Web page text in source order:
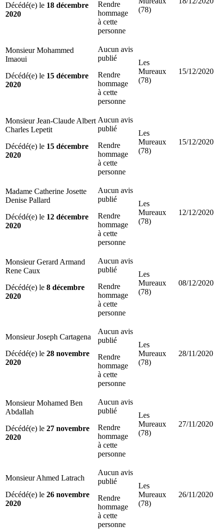
Décédé(e) le 18 décembre
2020
Rendre
hommage
à cette
personne
(78)
Monsieur Mohammed
Imaoui
Décédé(e) le 15 décembre
2020
Aucun avis
publié
Rendre
hommage
à cette
personne
Les
Mureaux
(78)
15/12/2020
Monsieur Jean-Claude Albert
Charles Lepetit
Décédé(e) le 15 décembre
2020
Aucun avis
publié
Rendre
hommage
à cette
personne
Les
Mureaux
(78)
15/12/2020
Madame Catherine Josette
Denise Pallard
Décédé(e) le 12 décembre
2020
Aucun avis
publié
Rendre
hommage
à cette
personne
Les
Mureaux
(78)
12/12/2020
Monsieur Gerard Armand
Rene Caux
Décédé(e) le 8 décembre
2020
Aucun avis
publié
Rendre
hommage
à cette
personne
Les
Mureaux
(78)
08/12/2020
Monsieur Joseph Cartagena
Décédé(e) le 28 novembre
2020
Aucun avis
publié
Rendre
hommage
à cette
personne
Les
Mureaux
(78)
28/11/2020
Monsieur Mohamed Ben
Abdallah
Décédé(e) le 27 novembre
2020
Aucun avis
publié
Rendre
hommage
à cette
personne
Les
Mureaux
(78)
27/11/2020
Monsieur Ahmed Latrach
Décédé(e) le 26 novembre
2020
Aucun avis
publié
Rendre
hommage
à cette
personne
Les
Mureaux
(78)
26/11/2020